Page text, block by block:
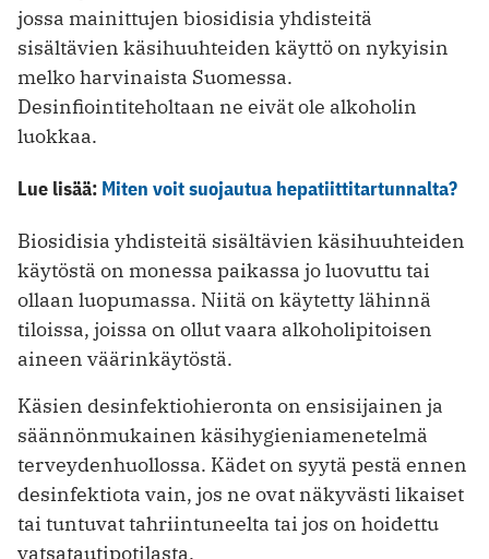
jossa mainittujen biosidisia yhdisteitä
sisältävien käsihuuhteiden käyttö on nykyisin
melko harvinaista Suomessa.
Desinfiointiteholtaan ne eivät ole alkoholin
luokkaa.
Lue lisää: Miten voit suojautua hepatiittitartunnalta?
Biosidisia yhdisteitä sisältävien käsihuuhteiden
käytöstä on monessa paikassa jo luovuttu tai
ollaan luopumassa. Niitä on käytetty lähinnä
tiloissa, joissa on ollut vaara alkoholipitoisen
aineen väärinkäytöstä.
Käsien desinfektiohieronta on ensisijainen ja
säännönmukainen käsihygieniamenetelmä
terveydenhuollossa. Kädet on syytä pestä ennen
desinfektiota vain, jos ne ovat näkyvästi likaiset
tai tuntuvat tahriintuneelta tai jos on hoidettu
vatsatautipotilasta.